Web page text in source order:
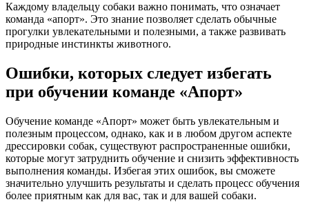
Каждому владельцу собаки важно понимать, что означает
команда «апорт». Это знание позволяет сделать обычные
прогулки увлекательными и полезными, а также развивать
природные инстинкты животного.
Ошибки, которых следует избегать
при обучении команде «Апорт»
Обучение команде «Апорт» может быть увлекательным и
полезным процессом, однако, как и в любом другом аспекте
дрессировки собак, существуют распространенные ошибки,
которые могут затруднить обучение и снизить эффективность
выполнения команды. Избегая этих ошибок, вы сможете
значительно улучшить результаты и сделать процесс обучения
более приятным как для вас, так и для вашей собаки.